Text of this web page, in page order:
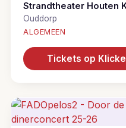
Strandtheater Houten
Ouddorp
ALGEMEEN
Tickets op